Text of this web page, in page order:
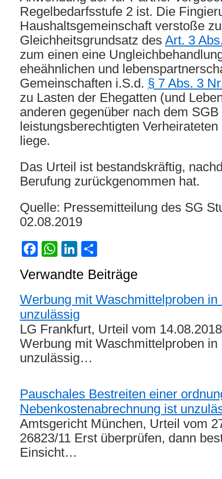
Regelbedarfsstufe 2 ist. Die
Haushaltsgemeinschaft verstoße
Gleichheitsgrundsatz des Art. 3
zum einen eine
eheähnlichen und
Gemeinschaften i.S.d. § 7 Abs. 3
zu Lasten der Ehegatten (und
anderen gegenüber nach dem SGB
leistungsberechtigten
liege.
Das Urteil ist bestandskräftig,
Berufung zurückgenommen hat.
Quelle: Pressemitteilung des SG
02.08.2019
Facebook
WhatsApp
LinkedIn
Verwandte Beiträge
Werbung mit Waschmittelproben in
unzulässig
LG Frankfurt, Urteil vom
Werbung mit Waschmittelproben in
unzulässig…
Pauschales Bestreiten einer
Nebenkostenabrechnung ist
Amtsgericht München, Urteil vom
26823/11 Erst überprüfen, dann
Einsicht…